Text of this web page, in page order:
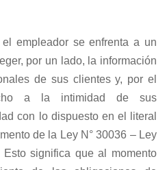
empleador se enfrenta a un
por un lado, la información
de sus clientes y, por el
a la intimidad de sus
con lo dispuesto en el literal
de la Ley N° 30036 – Ley
significa que al momento